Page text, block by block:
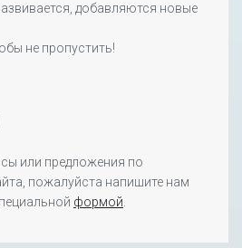
добавляются новые
не пропустить!
или предложения по
пожалуйста напишите нам
формой.